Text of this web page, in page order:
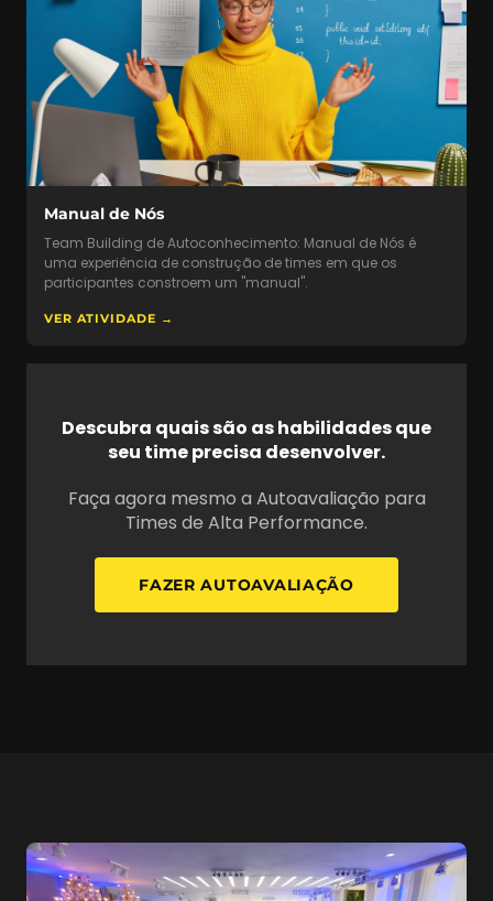
Manual de Nós
Team Building de Autoconhecimento: Manual de Nós é
uma experiência de construção de times em que os
participantes constroem um "manual".
VER ATIVIDADE →
Descubra quais são as habilidades que
seu time precisa desenvolver.
Faça agora mesmo a Autoavaliação para
Times de Alta Performance.
FAZER AUTOAVALIAÇÃO